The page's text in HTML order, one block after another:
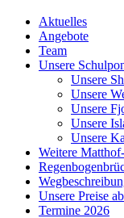
Aktuelles
Angebote
Team
Unsere
Unsere
Unsere
Unsere
Unsere
Unsere
Weitere
Unsere Preise
Termine 2026